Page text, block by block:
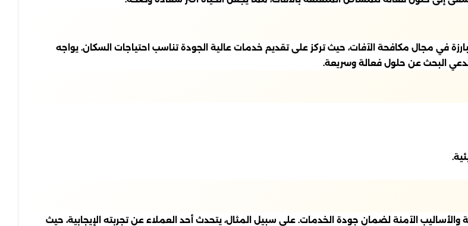
في مجال مكافحة الآفات، حيث تركز على تقديم خدمات عالية الجودة تناسب احتياجات السكان. يواجه
البحث عن حلول فعالة وسريعة.
الآمنة لضمان جودة الخدمات. على سبيل المثال، يتحدث أحد العملاء عن تجربته الإيجابية، حيث